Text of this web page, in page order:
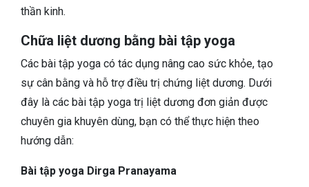
thần kinh.
Chữa liệt dương bằng bài tập yoga
Các bài tập yoga có tác dụng nâng cao sức khỏe, tạo
sự cân bằng và hỗ trợ điều trị chứng liệt dương. Dưới
đây là các bài tập yoga trị liệt dương đơn giản được
chuyên gia khuyên dùng, bạn có thể thực hiện theo
hướng dẫn:
Bài tập yoga Dirga Pranayama